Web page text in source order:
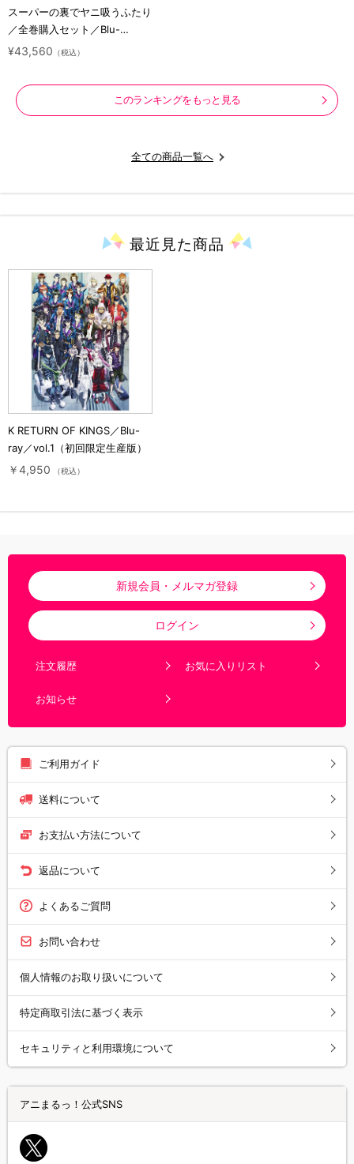
スーパーの裏でヤニ吸うふたり
／全巻購入セット／Blu-
ray（アニまるっ！オリジナル
¥43,560 （税込）
このランキングをもっと見る
全ての商品一覧へ
最近見た商品
K RETURN OF KINGS／Blu-
ray／vol.1（初回限定生産版）
￥4,950 （税込）
新規会員・メルマガ登録
ログイン
注文履歴 お気に入りリスト
お知らせ
ご利用ガイド
送料について
お支払い方法について
返品について
よくあるご質問
お問い合わせ
個人情報のお取り扱いについて
特定商取引法に基づく表示
セキュリティと利用環境について
アニまるっ！公式SNS